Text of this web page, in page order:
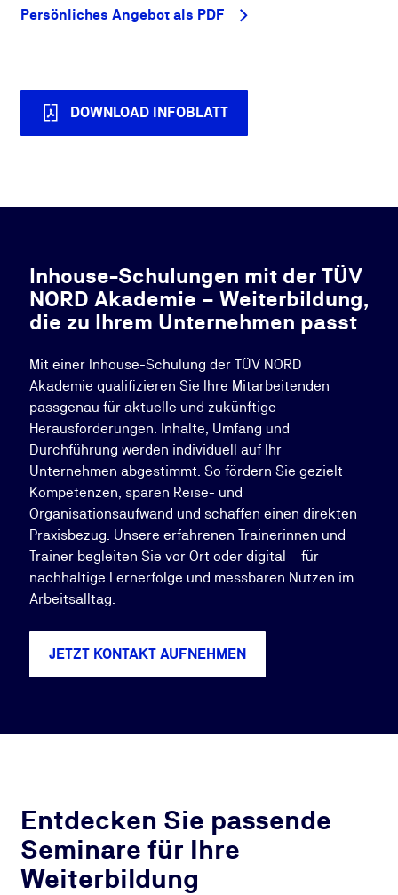
Persönliches Angebot als PDF
DOWNLOAD INFOBLATT
Inhouse-Schulungen mit der TÜV
NORD Akademie – Weiterbildung,
die zu Ihrem Unternehmen passt
Mit einer Inhouse-Schulung der TÜV NORD
Akademie qualifizieren Sie Ihre Mitarbeitenden
passgenau für aktuelle und zukünftige
Herausforderungen. Inhalte, Umfang und
Durchführung werden individuell auf Ihr
Unternehmen abgestimmt. So fördern Sie gezielt
Kompetenzen, sparen Reise- und
Organisationsaufwand und schaffen einen direkten
Praxisbezug. Unsere erfahrenen Trainerinnen und
Trainer begleiten Sie vor Ort oder digital – für
nachhaltige Lernerfolge und messbaren Nutzen im
Arbeitsalltag.
JETZT KONTAKT AUFNEHMEN
Entdecken Sie passende
Seminare für Ihre
Weiterbildung